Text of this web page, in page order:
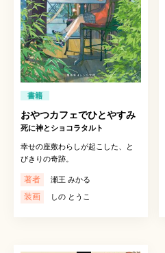
書籍
おやつカフェでひとやすみ
死に神とショコラタルト
幸せの座敷わらしが起こした、と
びきりの奇跡。
著者 瀬王 みかる
装画 しの とうこ